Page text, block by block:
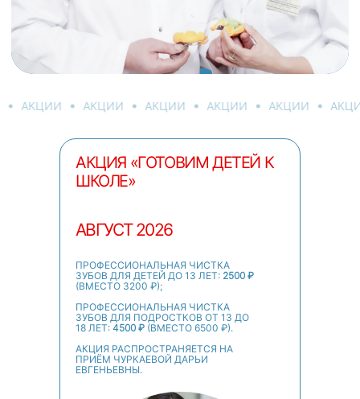
АКЦИИ АКЦИИ АКЦИИ АКЦИИ АКЦИИ
АКЦИЯ «ГОТОВИМ ДЕТЕЙ К
ШКОЛЕ»
ПРОФЕССИОНАЛЬНАЯ ЧИСТКА
ЗУБОВ ДЛЯ ДЕТЕЙ ДО 13 ЛЕТ: 2500 ₽
(ВМЕСТО 3200 ₽);
ПРОФЕССИОНАЛЬНАЯ ЧИСТКА
ЗУБОВ ДЛЯ ПОДРОСТКОВ ОТ 13 ДО
18 ЛЕТ: 4500 ₽ (ВМЕСТО 6500 ₽).
АКЦИЯ РАСПРОСТРАНЯЕТСЯ НА
ПРИЁМ ЧУРКАЕВОЙ ДАРЬИ
ЕВГЕНЬЕВНЫ.
АВГУСТ 2026